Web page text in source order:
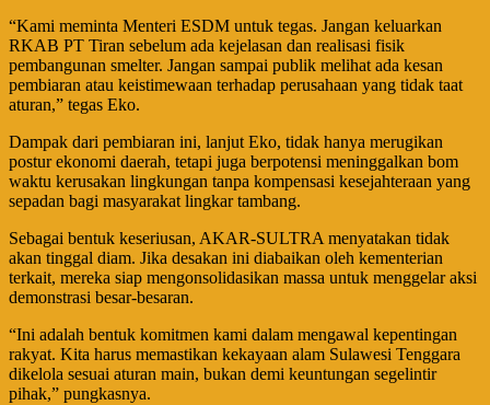
​“Kami meminta Menteri ESDM untuk tegas. Jangan keluarkan
RKAB PT Tiran sebelum ada kejelasan dan realisasi fisik
pembangunan smelter. Jangan sampai publik melihat ada kesan
pembiaran atau keistimewaan terhadap perusahaan yang tidak taat
aturan,” tegas Eko.
​Dampak dari pembiaran ini, lanjut Eko, tidak hanya merugikan
postur ekonomi daerah, tetapi juga berpotensi meninggalkan bom
waktu kerusakan lingkungan tanpa kompensasi kesejahteraan yang
sepadan bagi masyarakat lingkar tambang.
​Sebagai bentuk keseriusan, AKAR-SULTRA menyatakan tidak
akan tinggal diam. Jika desakan ini diabaikan oleh kementerian
terkait, mereka siap mengonsolidasikan massa untuk menggelar aksi
demonstrasi besar-besaran.
​“Ini adalah bentuk komitmen kami dalam mengawal kepentingan
rakyat. Kita harus memastikan kekayaan alam Sulawesi Tenggara
dikelola sesuai aturan main, bukan demi keuntungan segelintir
pihak,” pungkasnya.